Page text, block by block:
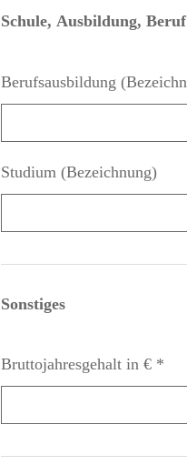
Schule, Ausbildung, Beruf
Berufsausbildung
Studium (Bezeichnung)
Sonstiges
Bruttojahresgehalt in € *